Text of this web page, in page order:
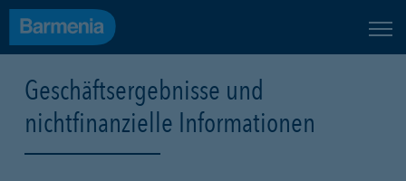
Geschäftsergebnisse und
nichtfinanzielle Informationen